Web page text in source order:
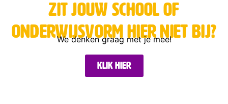
Zit jouw school of
onderwijsvorm hier niet bij?
We denken graag met je mee!
Klik hier